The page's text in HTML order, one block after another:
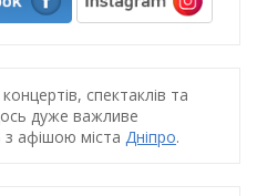
спектаклів та
дуже важливе
афішою міста Дніпро.